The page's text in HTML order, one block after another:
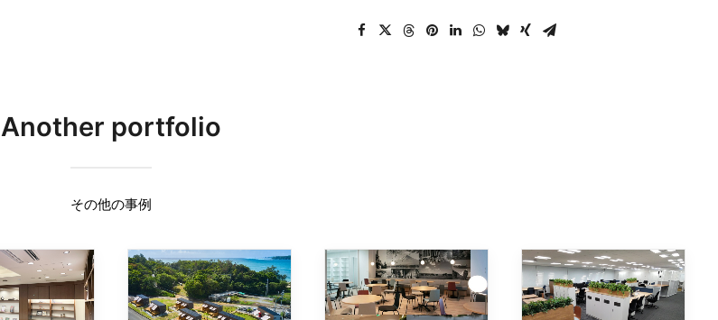
Another portfolio
その他の事例